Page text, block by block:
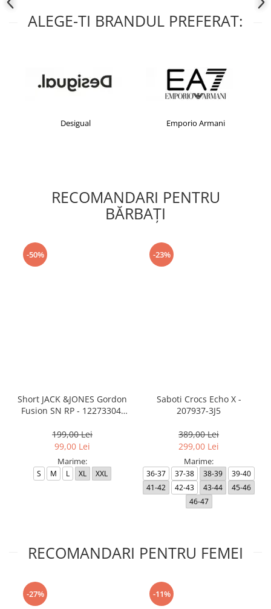
ALEGE-TI BRANDUL PREFERAT:
Desigual Emporio Armani
RECOMANDARI PENTRU
BĂRBAŢI
-50%
Short JACK &JONES Gordon
Fusion SN RP - 12273304-
199,00 Lei
99,00 Lei
Marime:
S M L XL XXL
-23%
Saboti Crocs Echo X -
207937-3J5
389,00 Lei
299,00 Lei
Marime:
36-37 37-38 38-39
39-40
41-42
42-43 43-44
45-46
46-47
RECOMANDARI PENTRU FEMEI
-27% -11%